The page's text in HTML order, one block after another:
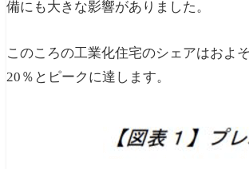
備にも大きな影響がありました。
このころの工業化住宅のシェアはおよ
20％とピークに達します。